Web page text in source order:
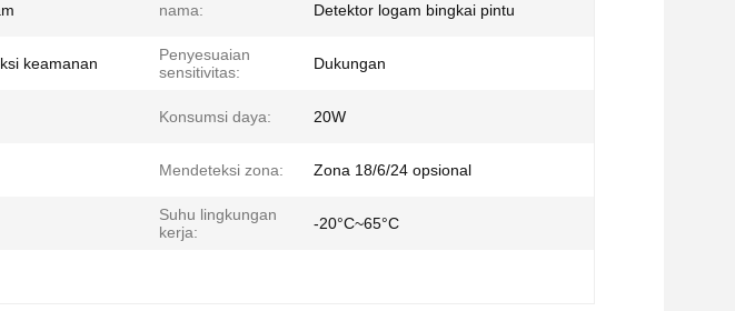
nama: Detektor logam bingkai pintu
keamanan
Penyesuaian
sensitivitas:
Dukungan
Konsumsi daya: 20W
Mendeteksi zona: Zona 18/6/24 opsional
Suhu lingkungan
kerja:
-20°C~65°C